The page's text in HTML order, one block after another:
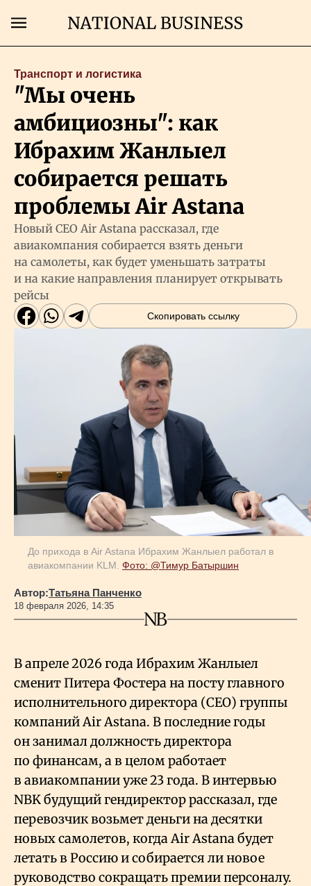
Главная
Экономика
Бизнес
Рынки
Технологии
Власть
Люди
Life & Arts
Все новости
Транспорт и логистика
"Мы очень
амбициозны": как
Ибрахим Жанлыел
собирается решать
проблемы Air Astana
Новый CEO Air Astana рассказал, где
авиакомпания собирается взять деньги
на самолеты, как будет уменьшать затраты
и на какие направления планирует открывать
рейсы
Скопировать ссылку
До прихода в Air Astana Ибрахим Жанлыел работал в
авиакомпании KLM. Фото: @Тимур Батыршин
Автор:Татьяна Панченко
18 февраля 2026, 14:35
В апреле 2026 года Ибрахим Жанлыел
сменит Питера Фостера на посту главного
исполнительного директора (CEO) группы
компаний Air Astana. В последние годы
он занимал должность директора
по финансам, а в целом работает
в авиакомпании уже 23 года. В интервью
NBK будущий гендиректор рассказал, где
перевозчик возьмет деньги на десятки
новых самолетов, когда Air Astana будет
летать в Россию и собирается ли новое
руководство сокращать премии персоналу.